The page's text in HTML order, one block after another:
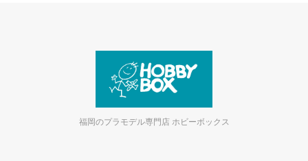
福岡のプラモデル専門店 ホビーボックス